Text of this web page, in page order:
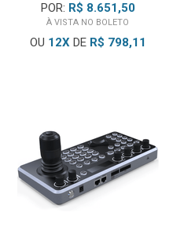
POR: R$ 8.651,50
À VISTA NO BOLETO
OU 12XDE R$ 798,11